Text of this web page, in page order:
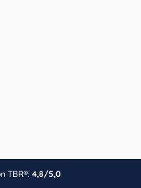
TBR®: 4,8/5,0